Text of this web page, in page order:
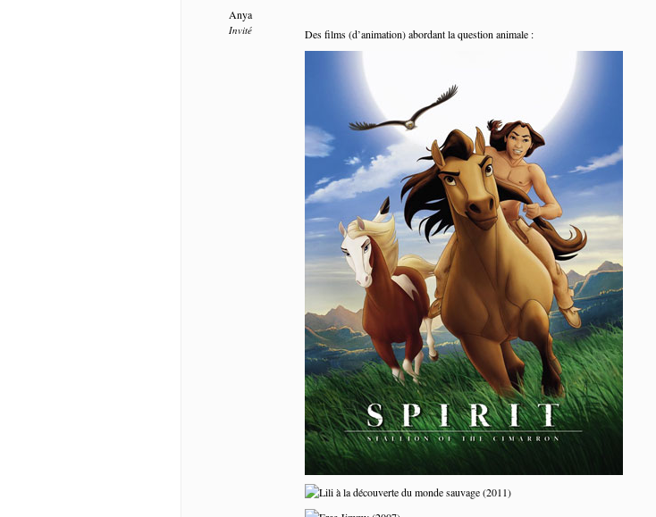
Anya
Invité Des films (d’animation) abordant la question animale :